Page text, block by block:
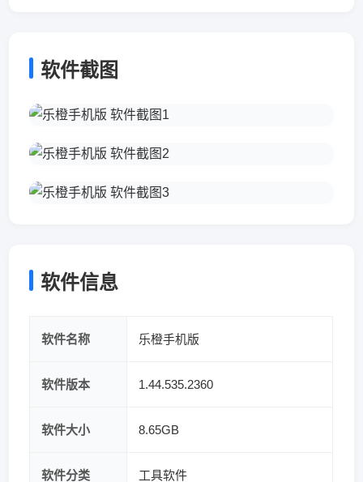
软件截图
软件信息
软件名称 乐橙手机版
软件版本 1.44.535.2360
软件大小 8.65GB
软件分类 工具软件